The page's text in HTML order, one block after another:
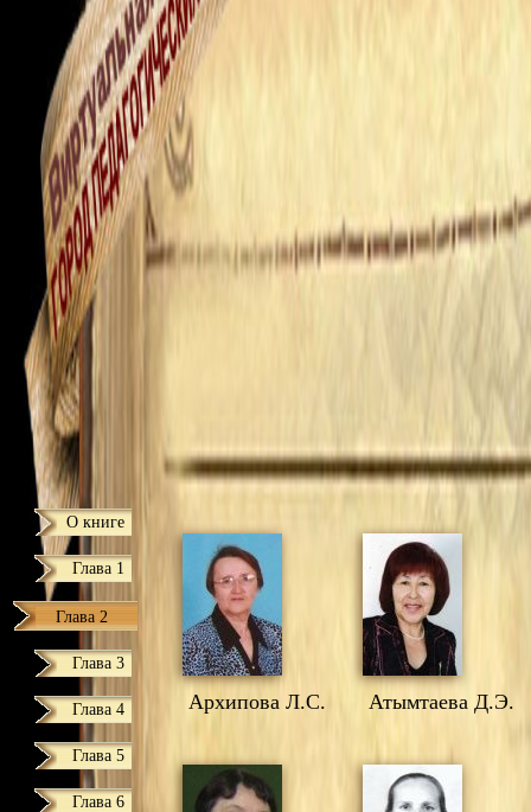
О книге
Глава 1
Глава 2
Глава 3
Глава 4
Глава 5
Глава 6
Архипова Л.С. Атымтаева Д.Э.